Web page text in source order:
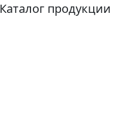
Каталог продукции